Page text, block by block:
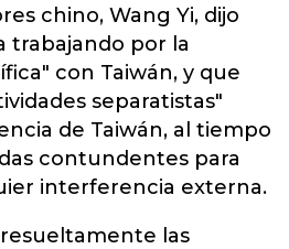
chino, Wang Yi, dijo
trabajando por la
con Taiwán, y que
separatistas"
de Taiwán, al tiempo
contundentes para
interferencia externa.
las